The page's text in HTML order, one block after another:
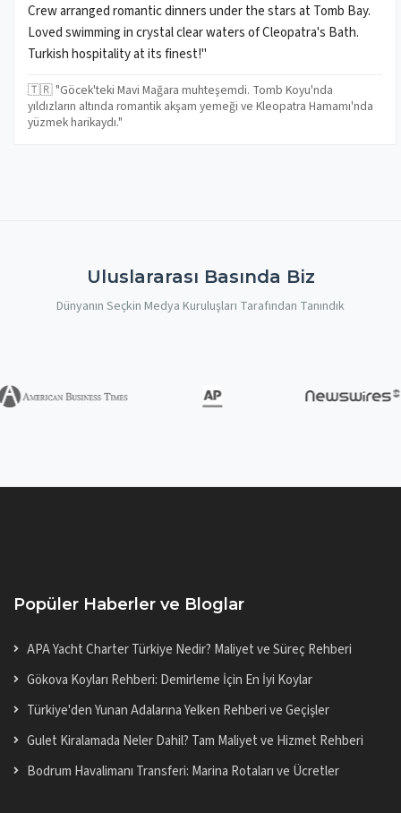
Crew arranged romantic dinners under the stars at Tomb Bay.
Loved swimming in crystal clear waters of Cleopatra's Bath.
Turkish hospitality at its finest!"
🇹🇷 "Göcek'teki Mavi Mağara muhteşemdi. Tomb Koyu'nda
yıldızların altında romantik akşam yemeği ve Kleopatra Hamamı'nda
yüzmek harikaydı."
Uluslararası Basında Biz
Dünyanın Seçkin Medya Kuruluşları Tarafından Tanındık
Popüler Haberler ve Bloglar
APA Yacht Charter Türkiye Nedir? Maliyet ve Süreç Rehberi
Gökova Koyları Rehberi: Demirleme İçin En İyi Koylar
Türkiye'den Yunan Adalarına Yelken Rehberi ve Geçişler
Gulet Kiralamada Neler Dahil? Tam Maliyet ve Hizmet Rehberi
Bodrum Havalimanı Transferi: Marina Rotaları ve Ücretler